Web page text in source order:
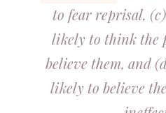
to fear reprisal,
likely to think the
believe them, and
likely to believe